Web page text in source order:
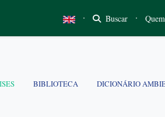
· Buscar ·
BIBLIOTECA DICIONÁRIO